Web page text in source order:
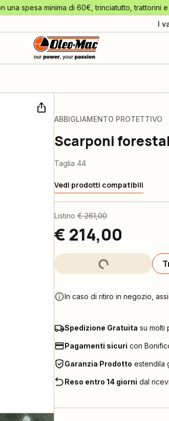
una spesa minima di 60€, trinciatutto, trattorini
I
ABBIGLIAMENTO PROTETTIVO
Scarponi
Taglia 44
Vedi prodotti compatibili
Listino € 261,00
€ 214,00
In caso di ritiro in negozio,
Spedizione Gratuita su molti
Pagamenti sicuri con
Garanzia Prodotto estendila
Reso entro 14 giorni dal